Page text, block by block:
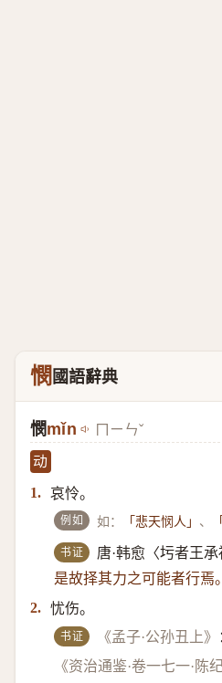
憫國語辭典
憫mǐn ㄇㄧㄣˇ
动
1. 哀怜。
例如 如： 「悲天悯人」 、
书证 唐·韩愈〈圬者王承
是故择其力之可能者行焉
2. 忧伤。
书证 《孟子·公孙丑上》
《资治通鉴·卷一七一·陈